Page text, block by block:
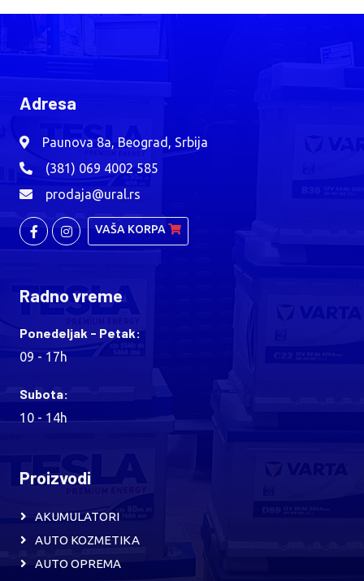
Adresa
Paunova 8a, Beograd, Srbija
(381) 069 4002 585
prodaja@ural.rs
VAŠA KORPA
Radno vreme
Ponedeljak - Petak:
09 - 17h
Subota:
10 - 14h
Proizvodi
AKUMULATORI
AUTO KOZMETIKA
AUTO OPREMA